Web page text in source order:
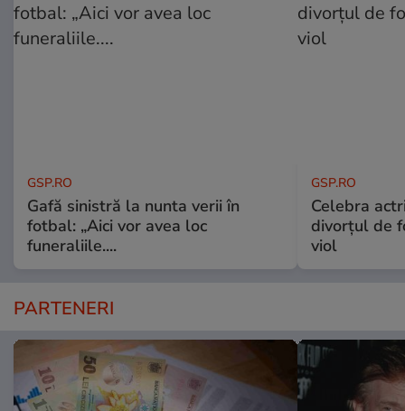
GSP.RO
Gafă sinistră la nunta verii în
fotbal: „Aici vor avea loc
funeraliile....
GSP.RO
Celebra
divorțul de
viol
PARTENERI